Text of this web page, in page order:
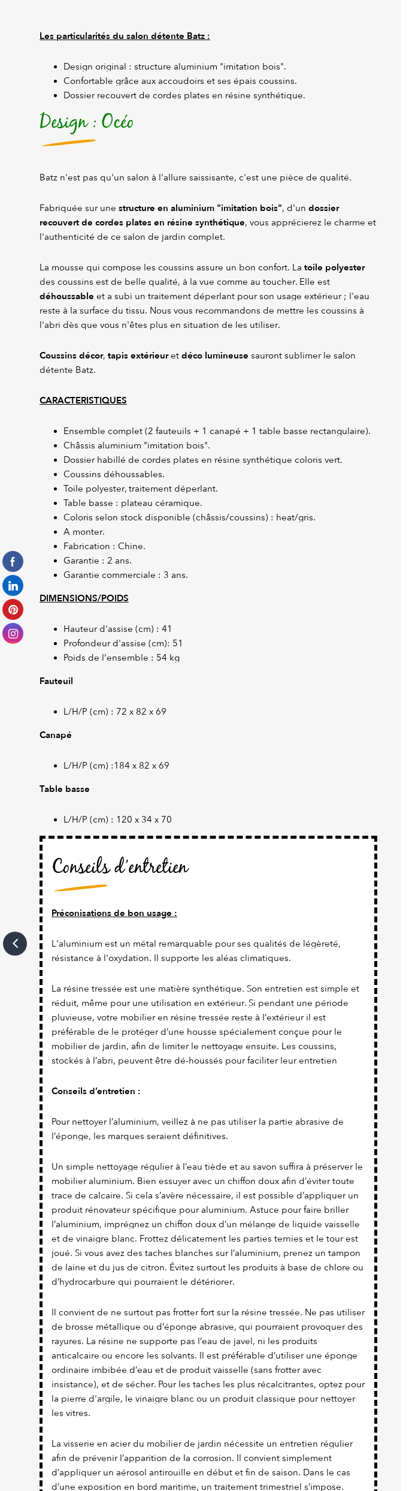
Les particularités du salon détente Batz :
Design original : structure aluminium "imitation bois".
Confortable grâce aux accoudoirs et ses épais coussins.
Dossier recouvert de cordes plates en résine synthétique.
Design : Océo
Batz n'est pas qu'un salon à l'allure saissisante, c'est une pièce de qualité.
Fabriquée sur une structure en aluminium "imitation bois", d'un dossier
recouvert de cordes plates en résine synthétique, vous apprécierez le charme et
l'authenticité de ce salon de jardin complet.
La mousse qui compose les coussins assure un bon confort. La toile polyester
des coussins est de belle qualité, à la vue comme au toucher. Elle est
déhoussable et a subi un traitement déperlant pour son usage extérieur ; l'eau
reste à la surface du tissu. Nous vous recommandons de mettre les coussins à
l'abri dès que vous n'êtes plus en situation de les utiliser.
Coussins décor, tapis extérieuret déco lumineuse sauront sublimer le salon
détente Batz.
CARACTERISTIQUES
Ensemble complet (2 fauteuils + 1 canapé + 1 table basse rectangulaire).
Châssis aluminium "imitation bois".
Dossier habillé de cordes plates en résine synthétique coloris vert.
Coussins déhoussables.
Toile polyester, traitement déperlant.
Table basse : plateau céramique.
Coloris selon stock disponible (châssis/coussins) : heat/gris.
A monter.
Fabrication : Chine.
Garantie : 2 ans.
Garantie commerciale : 3 ans.
DIMENSIONS/POIDS
Hauteur d'assise (cm) : 41
Profondeur d'assise (cm): 51
Poids de l'ensemble : 54 kg
Fauteuil
L/H/P (cm) : 72 x 82 x 69
Canapé
L/H/P (cm) :184 x 82 x 69
Table basse
L/H/P (cm) : 120 x 34 x 70
Conseils d’entretien
Préconisations de bon usage :
L'aluminium est un métal remarquable pour ses qualités de légèreté,
résistance à l'oxydation. Il supporte les aléas climatiques.
La résine tressée est une matière synthétique. Son entretien est simple et
réduit, même pour une utilisation en extérieur. Si pendant une période
pluvieuse, votre mobilier en résine tressée reste à l’extérieur il est
préférable de le protéger d’une housse spécialement conçue pour le
mobilier de jardin, afin de limiter le nettoyage ensuite. Les coussins,
stockés à l’abri, peuvent être dé-houssés pour faciliter leur entretien
Conseils d’entretien :
Pour nettoyer l’aluminium, veillez à ne pas utiliser la partie abrasive de
l’éponge, les marques seraient définitives.
Un simple nettoyage régulier à l’eau tiède et au savon suffira à préserver le
mobilier aluminium. Bien essuyer avec un chiffon doux afin d’éviter toute
trace de calcaire. Si cela s’avère nécessaire, il est possible d’appliquer un
produit rénovateur spécifique pour aluminium. Astuce pour faire briller
l’aluminium, imprégnez un chiffon doux d’un mélange de liquide vaisselle
et de vinaigre blanc. Frottez délicatement les parties ternies et le tour est
joué. Si vous avez des taches blanches sur l’aluminium, prenez un tampon
de laine et du jus de citron. Évitez surtout les produits à base de chlore ou
d’hydrocarbure qui pourraient le détériorer.
Il convient de ne surtout pas frotter fort sur la résine tressée. Ne pas utiliser
de brosse métallique ou d’éponge abrasive, qui pourraient provoquer des
rayures. La résine ne supporte pas l’eau de javel, ni les produits
anticalcaire ou encore les solvants. Il est préférable d’utiliser une éponge
ordinaire imbibée d’eau et de produit vaisselle (sans frotter avec
insistance), et de sécher. Pour les taches les plus récalcitrantes, optez pour
la pierre d'argile, le vinaigre blanc ou un produit classique pour nettoyer
les vitres.
La visserie en acier du mobilier de jardin nécessite un entretien régulier
afin de prévenir l’apparition de la corrosion. Il convient simplement
d’appliquer un aérosol antirouille en début et fin de saison. Dans le cas
d’une exposition en bord maritime, un traitement trimestriel s’impose.